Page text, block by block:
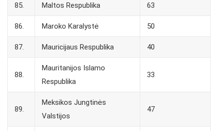
85. Maltos Respublika 63
86. Maroko Karalystė 50
87. Mauricijaus Respublika 40
88.
Mauritanijos Islamo
Respublika
33
89.
Meksikos Jungtinės
Valstijos
47